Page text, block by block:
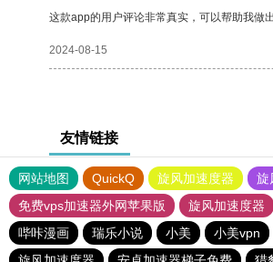
这款app的用户评论非常真实，可以帮助我做
2024-08-15
友情链接
网站地图 QuickQ 旋风加速度器 旋
免费vps加速器外网苹果版
旋风加速度器
哔咔漫画
瑞乐小说 小美 小美vpn